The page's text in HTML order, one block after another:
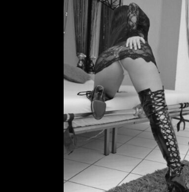
Sklavin Niemand
SKLAVIN IN HESSEN